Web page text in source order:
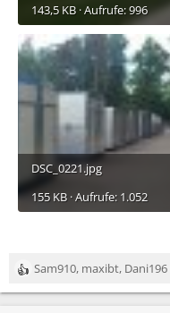
143,5 KB · Aufrufe: 996
DSC_0221.jpg
155 KB · Aufrufe: 1.052
R
e
Sam910, maxibt, Dani196